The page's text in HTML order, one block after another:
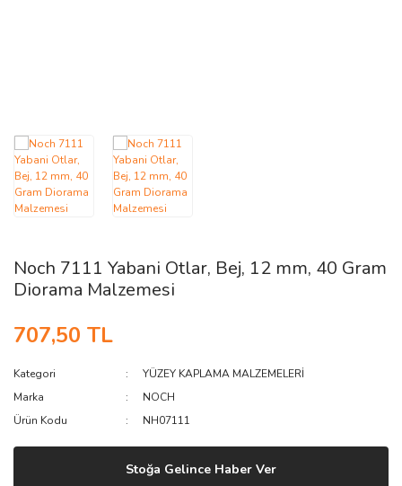
Noch 7111 Yabani Otlar, Bej, 12 mm, 40 Gram
Diorama Malzemesi
707,50 TL
Kategori
YÜZEY KAPLAMA MALZEMELERİ
Marka
NOCH
Ürün Kodu
NH07111
Stoğa Gelince Haber Ver
TEKNİK KİTAP ve KATALOGLAR